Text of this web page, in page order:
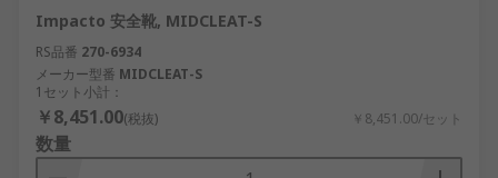
Impacto 安全靴, MIDCLEAT-S
RS品番 270-6934
メーカー型番 MIDCLEAT-S
1セット小計：
￥8,451.00(税抜) ￥8,451.00/セット
数量